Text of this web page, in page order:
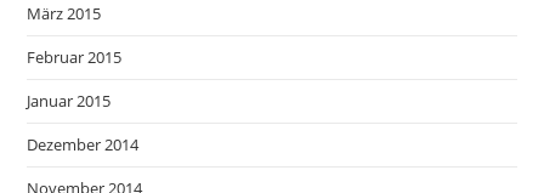
März 2015
Februar 2015
Januar 2015
Dezember 2014
November 2014